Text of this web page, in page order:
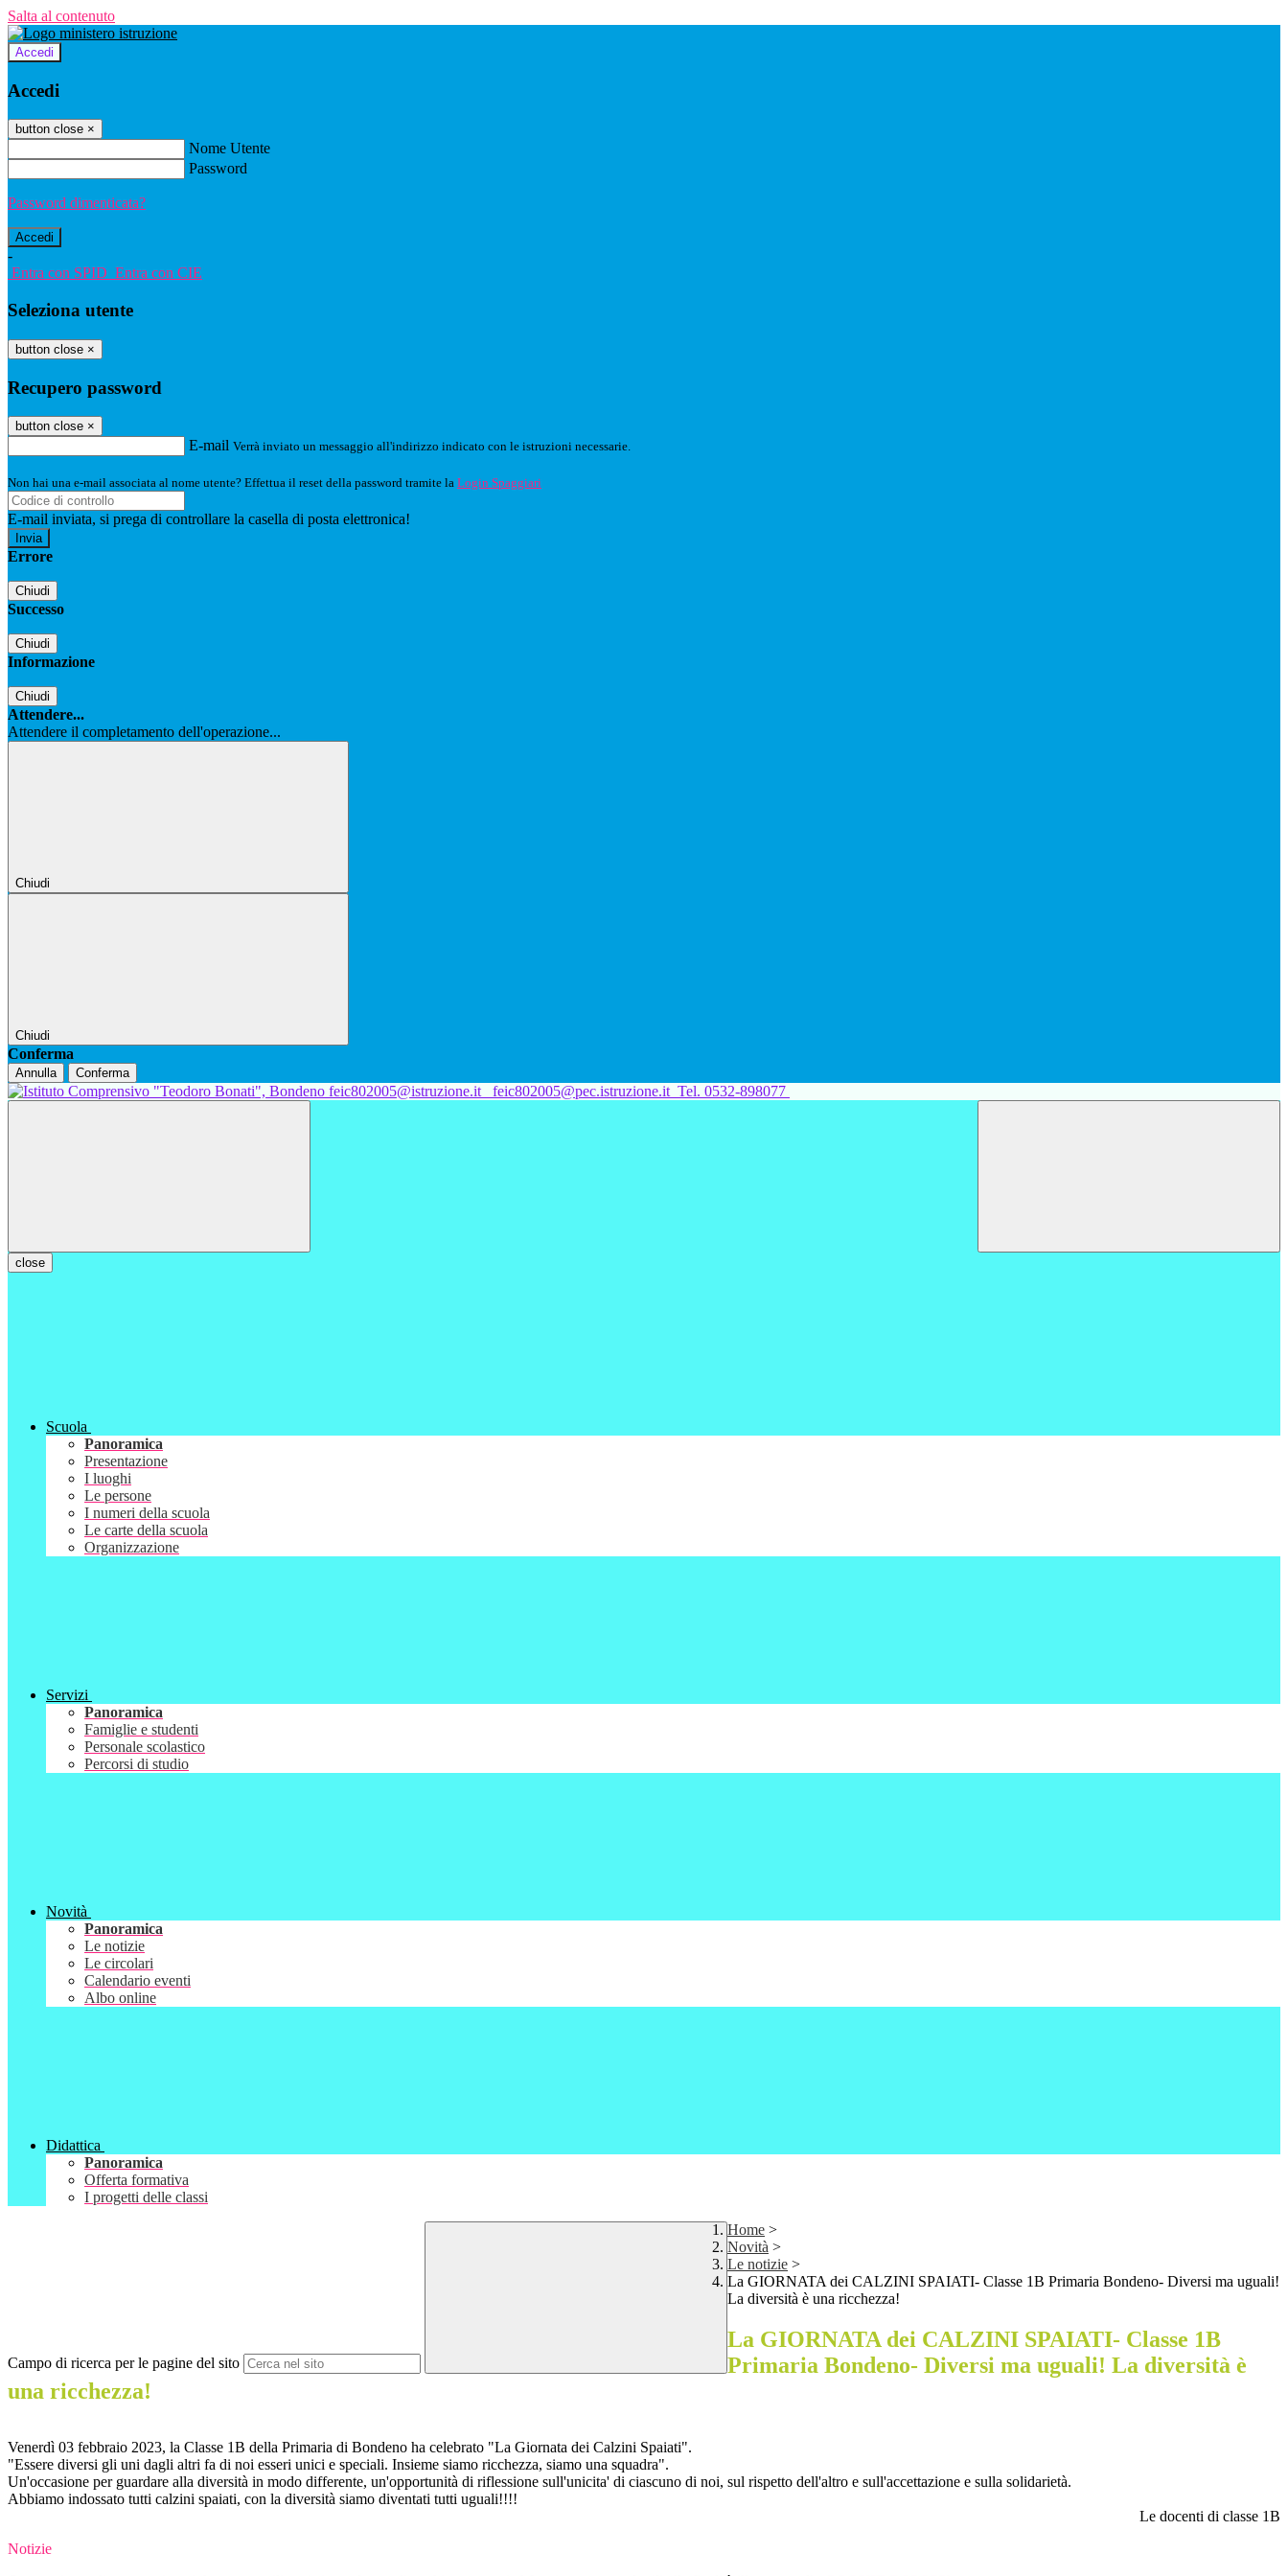
Salta al contenuto
Accedi
Accedi
button close ×
Nome Utente
Password
Password dimenticata?
-
Entra con SPID Entra con CIE
Seleziona utente
button close ×
Recupero password
button close ×
E-mail Verrà inviato un messaggio all'indirizzo indicato con le istruzioni necessarie.
Non hai una e-mail associata al nome utente? Effettua il reset della password tramite la Login Spaggiari
E-mail inviata, si prega di controllare la casella di posta elettronica!
Errore
Chiudi
Successo
Chiudi
Informazione
Chiudi
Attendere...
Attendere il completamento dell'operazione...
Chiudi
Chiudi
Conferma
Annulla Conferma
feic802005@istruzione.it feic802005@pec.istruzione.it Tel. 0532-898077
close
Scuola
Panoramica
Presentazione
I luoghi
Le persone
I numeri della scuola
Le carte della scuola
Organizzazione
Servizi
Panoramica
Famiglie e studenti
Personale scolastico
Percorsi di studio
Novità
Panoramica
Le notizie
Le circolari
Calendario eventi
Albo online
Didattica
Panoramica
Offerta formativa
I progetti delle classi
Campo di ricerca per le pagine del sito
Home >
Novità >
Le notizie >
La GIORNATA dei CALZINI SPAIATI- Classe 1B Primaria Bondeno- Diversi ma uguali!
La diversità è una ricchezza!
La GIORNATA dei CALZINI SPAIATI- Classe 1B
Primaria Bondeno- Diversi ma uguali! La diversità è
una ricchezza!
Venerdì 03 febbraio 2023, la Classe 1B della Primaria di Bondeno ha celebrato "La Giornata dei Calzini Spaiati".
"Essere diversi gli uni dagli altri fa di noi esseri unici e speciali. Insieme siamo ricchezza, siamo una squadra".
Un'occasione per guardare alla diversità in modo differente, un'opportunità di riflessione sull'unicita' di ciascuno di noi, sul rispetto dell'altro e sull'accettazione e sulla solidarietà.
Abbiamo indossato tutti calzini spaiati, con la diversità siamo diventati tutti uguali!!!!
Le docenti di classe 1B
Notizie